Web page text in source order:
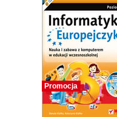
Promocja